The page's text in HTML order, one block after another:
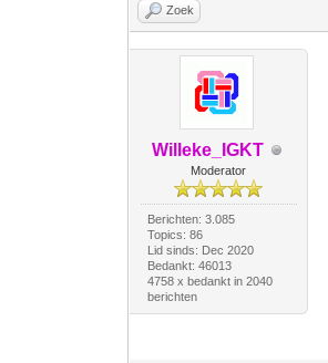
Zoek
Willeke_IGKT
Moderator
Berichten: 3.085
Topics: 86
Lid sinds: Dec 2020
Bedankt: 46013
4758 x bedankt in 2040
berichten